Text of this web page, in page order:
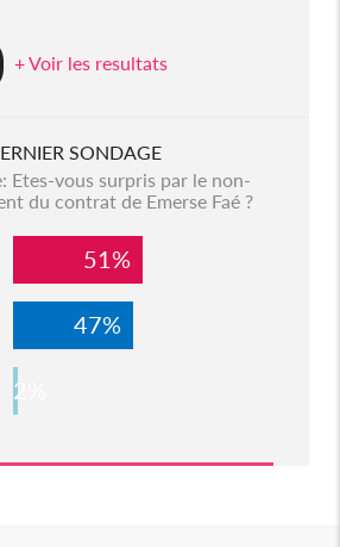
+ Voir les resultats
SONDAGE
Etes-vous surpris par le non-
du contrat de Emerse Faé ?
51%
47%
2%